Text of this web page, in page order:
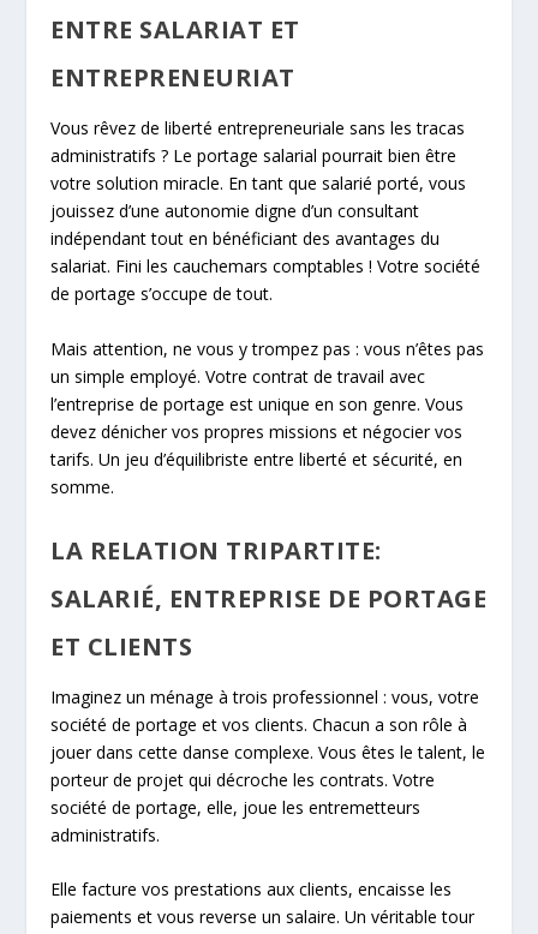
ENTRE SALARIAT ET
ENTREPRENEURIAT
Vous rêvez de liberté entrepreneuriale sans les tracas
administratifs ? Le portage salarial pourrait bien être
votre solution miracle. En tant que salarié porté, vous
jouissez d’une autonomie digne d’un consultant
indépendant tout en bénéficiant des avantages du
salariat. Fini les cauchemars comptables ! Votre société
de portage s’occupe de tout.
Mais attention, ne vous y trompez pas : vous n’êtes pas
un simple employé. Votre contrat de travail avec
l’entreprise de portage est unique en son genre. Vous
devez dénicher vos propres missions et négocier vos
tarifs. Un jeu d’équilibriste entre liberté et sécurité, en
somme.
LA RELATION TRIPARTITE:
SALARIÉ, ENTREPRISE DE PORTAGE
ET CLIENTS
Imaginez un ménage à trois professionnel : vous, votre
société de portage et vos clients. Chacun a son rôle à
jouer dans cette danse complexe. Vous êtes le talent, le
porteur de projet qui décroche les contrats. Votre
société de portage, elle, joue les entremetteurs
administratifs.
Elle facture vos prestations aux clients, encaisse les
paiements et vous reverse un salaire. Un véritable tour